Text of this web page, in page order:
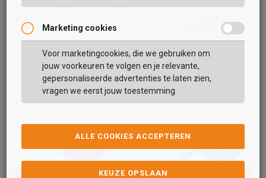
Marketing cookies
Voor marketingcookies, die we gebruiken om
jouw voorkeuren te volgen en je relevante,
gepersonaliseerde advertenties te laten zien,
vragen we eerst jouw toestemming.
ALLE COOKIES ACCEPTEREN
KEUZE OPSLAAN